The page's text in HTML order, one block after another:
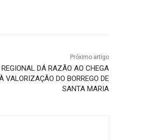
Próximo artigo
REGIONAL DÁ RAZÃO AO CHEGA
VALORIZAÇÃO DO BORREGO DE
SANTA MARIA